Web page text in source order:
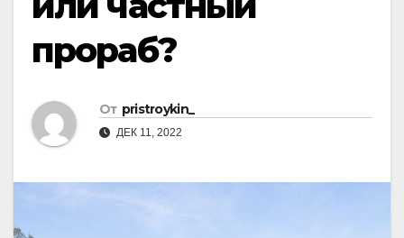
прораб?
От pristroykin_
ДЕК 11, 2022